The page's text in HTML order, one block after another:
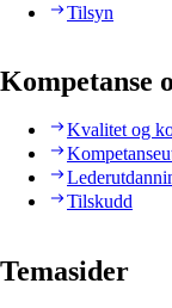
Tilsyn
Kompetanse
Kvalitet og
Tilskudd
Temasider